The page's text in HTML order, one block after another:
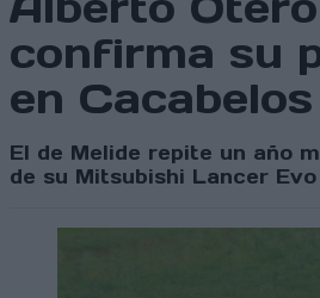
confirma su
en
El de Melide repite un año
de su Mitsubishi Lancer Evo